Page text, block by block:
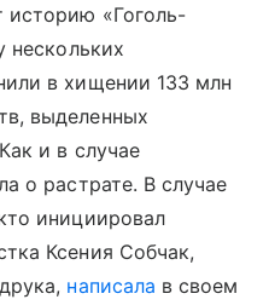
историю «Гоголь-
нескольких
в хищении 133 млн
выделенных
и в случае
о растрате. В случае
инициировал
Ксения Собчак,
написала в своем